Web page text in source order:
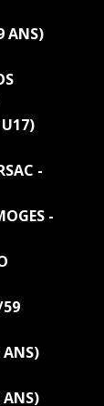
ANS)
-
-
59
ANS)
ANS)